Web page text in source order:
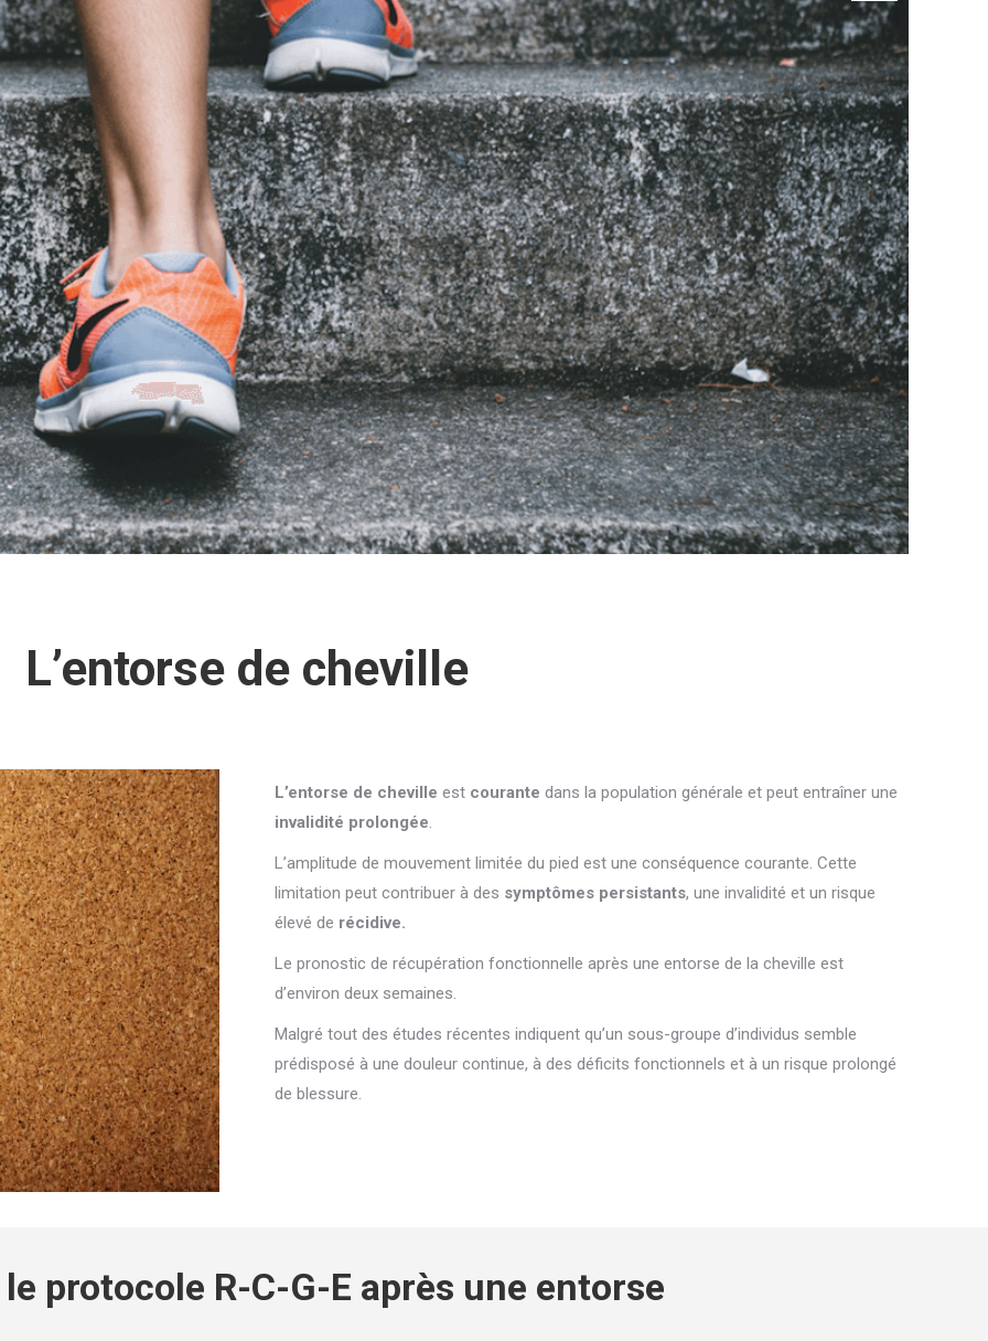
L’entorse de cheville
L’entorse de cheville est courante dans la population générale et peut entraîner une
invalidité prolongée.
L’amplitude de mouvement limitée du pied est une conséquence courante. Cette
limitation peut contribuer à des symptômes persistants, une invalidité et un risque
élevé de récidive.
Le pronostic de récupération fonctionnelle après une entorse de la cheville est
d’environ deux semaines.
Malgré tout des études récentes indiquent qu’un sous-groupe d’individus semble
prédisposé à une douleur continue, à des déficits fonctionnels et à un risque prolongé
de blessure.
protocole R-C-G-E après une entorse